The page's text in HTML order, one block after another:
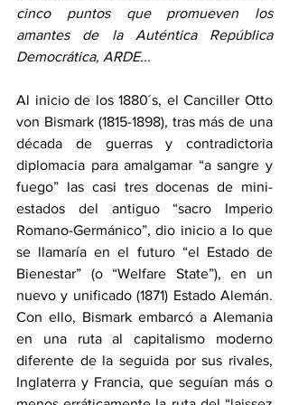
cinco puntos que promueven los
amantes de la Auténtica República
Democrática, ARDE...
Al inicio de los 1880´s, el Canciller Otto
von Bismark (1815-1898), tras más de una
década de guerras y contradictoria
diplomacia para amalgamar “a sangre y
fuego” las casi tres docenas de mini-
estados del antiguo “sacro Imperio
Romano-Germánico”, dio inicio a lo que
se llamaría en el futuro “el Estado de
Bienestar” (o “Welfare State”), en un
nuevo y unificado (1871) Estado Alemán.
Con ello, Bismark embarcó a Alemania
en una ruta al capitalismo moderno
diferente de la seguida por sus rivales,
Inglaterra y Francia, que seguían más o